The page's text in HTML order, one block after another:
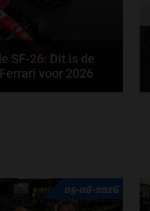
SF-26: Dit is de
voor 2026
05-08-2026